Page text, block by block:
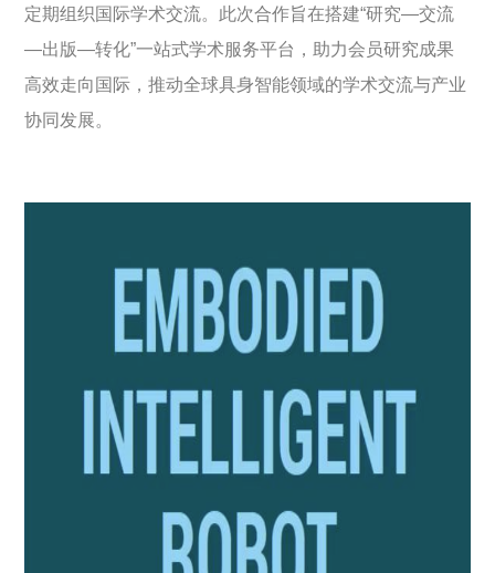
定期组织国际学术交流。此次合作旨在搭建“研究—交流
—出版—转化”一站式学术服务平台，助力会员研究成果
高效走向国际，推动全球具身智能领域的学术交流与产业
协同发展。